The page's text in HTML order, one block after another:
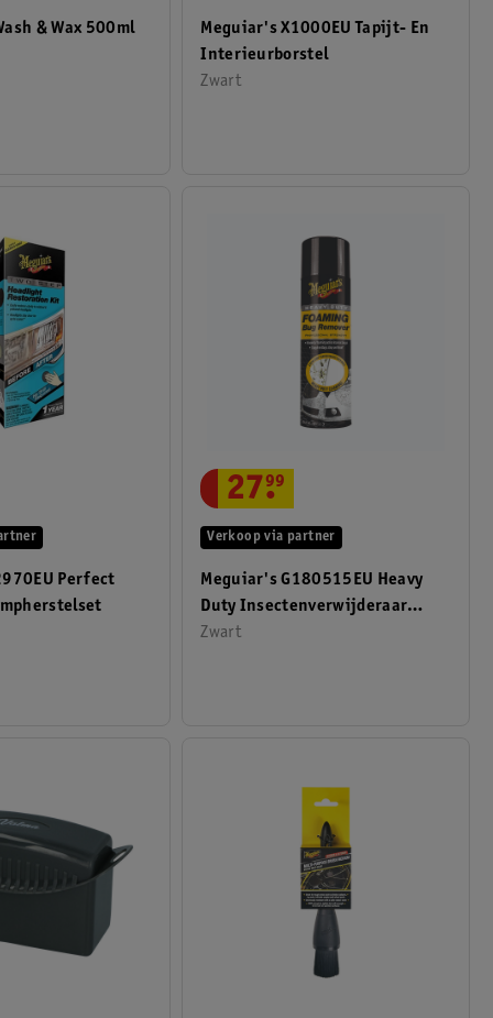
& Wax 500ml
Meguiar's X1000EU Tapijt- En
Interieurborstel
Zwart
Perfect
Meguiar's G180515EU Heavy
Duty Insectenverwijderaar
425ml
Zwart
Verkoop via partner
27.
99